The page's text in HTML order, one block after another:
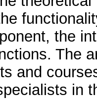
the
The
and
in